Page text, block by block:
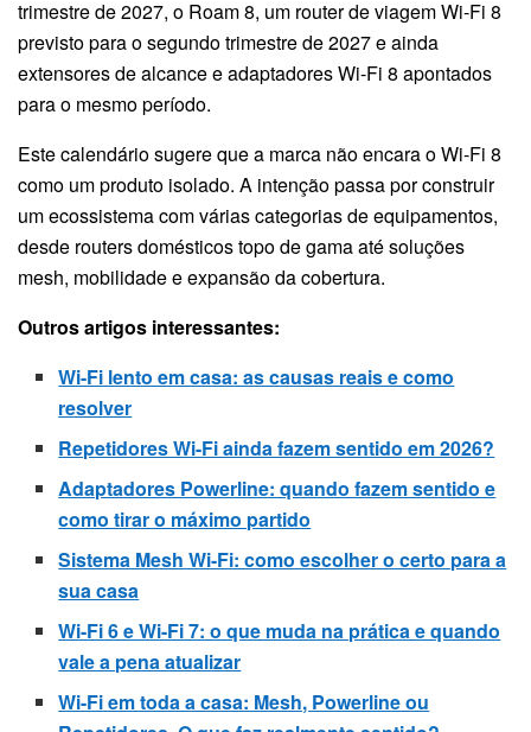
trimestre de 2027, o Roam 8, um router de viagem Wi-Fi 8
previsto para o segundo trimestre de 2027 e ainda
extensores de alcance e adaptadores Wi-Fi 8 apontados
para o mesmo período.
Este calendário sugere que a marca não encara o Wi-Fi 8
como um produto isolado. A intenção passa por construir
um ecossistema com várias categorias de equipamentos,
desde routers domésticos topo de gama até soluções
mesh, mobilidade e expansão da cobertura.
Outros artigos interessantes:
Wi-Fi lento em casa: as causas reais e como
resolver
Repetidores Wi-Fi ainda fazem sentido em 2026?
Adaptadores Powerline: quando fazem sentido e
como tirar o máximo partido
Sistema Mesh Wi-Fi: como escolher o certo para a
sua casa
Wi-Fi 6 e Wi-Fi 7: o que muda na prática e quando
vale a pena atualizar
Wi-Fi em toda a casa: Mesh, Powerline ou